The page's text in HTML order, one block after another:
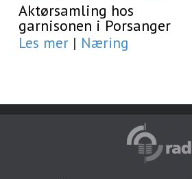
Aktørsamling hos
garnisonen i Porsanger
Les mer | Næring